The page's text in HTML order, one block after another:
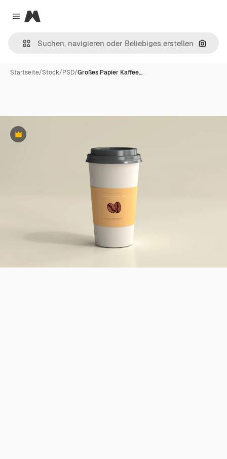
Close menu
Magnific
Nach
Startseite/Stock/PSD/Großes Papier Kaffee…
Premium